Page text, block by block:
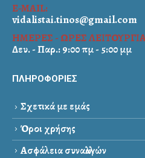
E-MAIL:
vidalistai.tinos@gmail.com
ΗΜΕΡΕΣ - ΩΡΕΣ
Δευ. - Παρ.: 9:00 πμ - 5:00 μμ
ΠΛΗΡΟΦΟΡΙΕΣ
Σχετικά με εμάς
Όροι χρήσης
Ασφάλεια συναλλαγών